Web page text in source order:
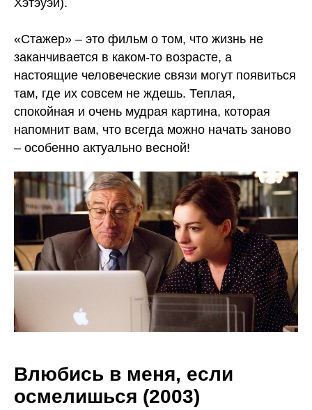
Хэтэуэй).
«Стажер» – это фильм о том, что жизнь не
заканчивается в каком-то возрасте, а
настоящие человеческие связи могут появиться
там, где их совсем не ждешь. Теплая,
спокойная и очень мудрая картина, которая
напомнит вам, что всегда можно начать заново
– особенно актуально весной!
Влюбись в меня, если
осмелишься (2003)